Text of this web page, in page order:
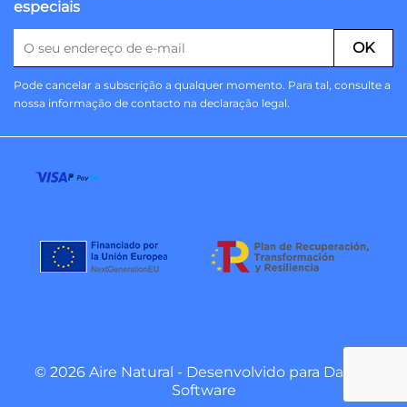
especiais
Pode cancelar a subscrição a qualquer momento. Para tal, consulte a
nossa informação de contacto na declaração legal.
© 2026 Aire Natural - Desenvolvido para Danzai
Software